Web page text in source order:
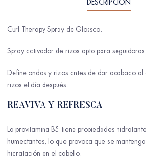
DESCRIPCIÓN
Curl Therapy Spray de Glossco.
Spray activador de rizos.apto para
Define ondas y rizos antes de dar acabado al
rizos el día después.
REAVIVA Y REFRESCA
La provitamina B5 tiene propiedades
humectantes, lo que provoca que se
hidratación en el cabello.